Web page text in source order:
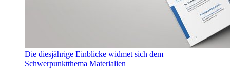
Die diesjährige Einblicke widmet sich dem
Schwerpunktthema Materialien